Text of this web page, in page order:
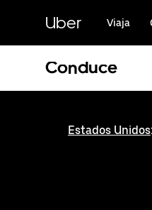
contenido
principal
Uber Viaja
Conduce
Estados Unidos